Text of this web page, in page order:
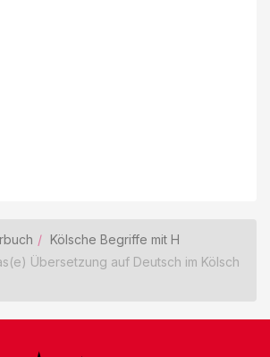
Kölsche Begriffe mit H
Übersetzung auf Deutsch im Kölsch